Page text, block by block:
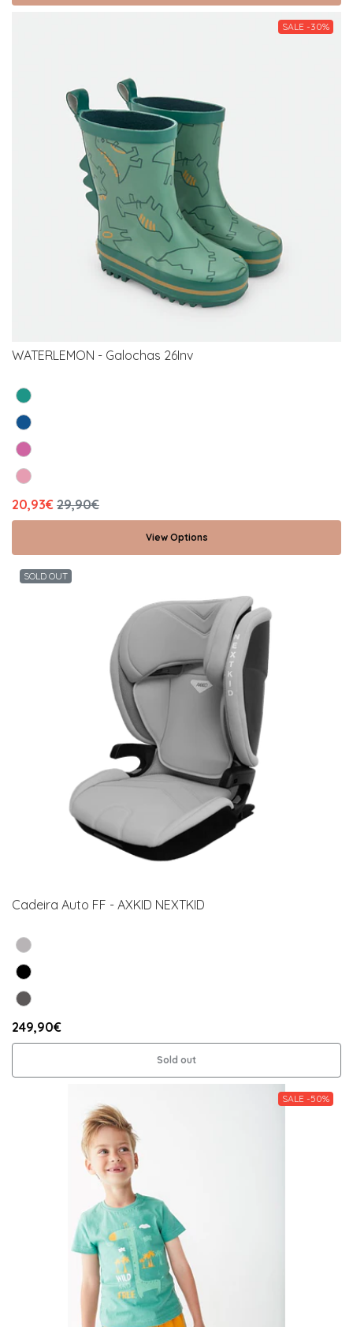
SALE -30%
WATERLEMON - Galochas 26Inv
20,93€ 29,90€
View Options
SOLD OUT
Cadeira Auto FF - AXKID NEXTKID
249,90€
Sold out
SALE -50%